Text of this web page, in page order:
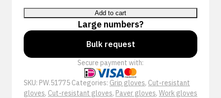
Pro
51-
775
handschoen
quantity
Add to cart
Large numbers?
Bulk request
Secure payment with:
SKU: PW.51775 Categories: Grip gloves, Cut-resistant
gloves, Cut-resistant gloves, Paver gloves, Work gloves